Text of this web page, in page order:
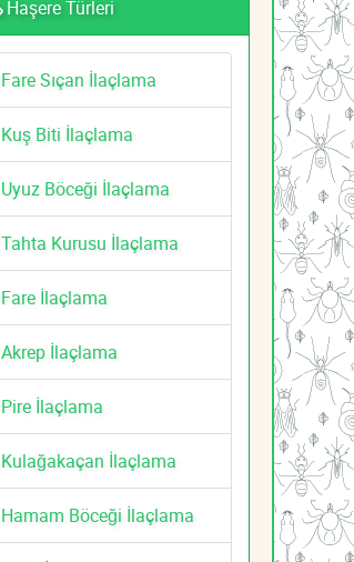
Haşere Türleri
Fare Sıçan İlaçlama
Kuş Biti İlaçlama
Uyuz Böceği İlaçlama
Tahta Kurusu İlaçlama
Fare İlaçlama
Akrep İlaçlama
Pire İlaçlama
Kulağakaçan İlaçlama
Hamam Böceği İlaçlama